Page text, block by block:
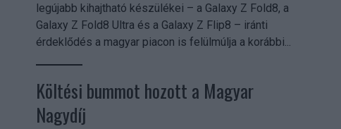
legújabb kihajtható készülékei – a Galaxy Z Fold8, a
Galaxy Z Fold8 Ultra és a Galaxy Z Flip8 – iránti
érdeklődés a magyar piacon is felülmúlja a korábbi...
Költési bummot hozott a Magyar
Nagydíj